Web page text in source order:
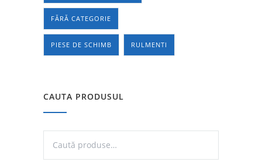
FĂRĂ CATEGORIE
PIESE DE SCHIMB RULMENTI
CAUTA PRODUSUL